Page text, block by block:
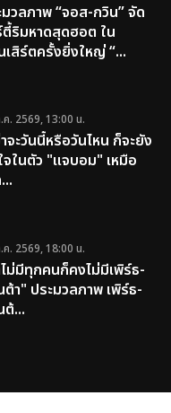
มวลภาพ “จอส-กวิน” จัด
ตี้ริมหาดสุดฮอต ใน
เสิร์ตครั้งยิ่งใหญ่ “...
ค. 2569, 13:00 น.
จะวันนี้หรือวันไหน ก็จะยัง
ในตัว "แจบอม" เหมือ
ค. 2569, 18:00 น.
ม่มีทุกคนก็คงไม่มีเพิร์ธ-
ต้า" ประมวลภาพ เพิร์ธ-
ต้...